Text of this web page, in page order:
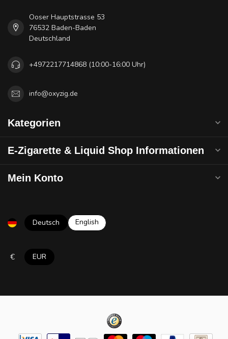
Ooser Hauptstrasse 53
76532 Baden-Baden
Deutschland
+4972217714868 (10:00-16:00 Uhr)
info@oxyzig.de
Kategorien
E-Zigarette & Liquid Shop Informationen
Mein Konto
Deutsch English
€ EUR